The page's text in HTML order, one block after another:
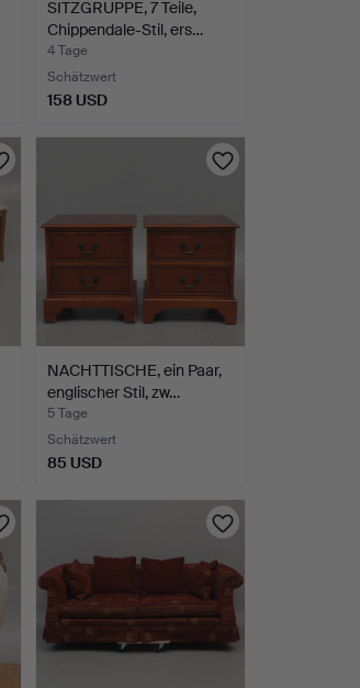
SITZGRUPPE, 7 Teile,
Chippendale-Stil, ers…
4 Tage
Schätzwert
158 USD
NACHTTISCHE, ein Paar,
englischer Stil, zw…
5 Tage
Schätzwert
85 USD